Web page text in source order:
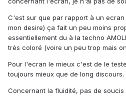
C'est sur que par rapport à un ecran
mon desire) ça fait un peu moins
essentiellement du à la techno
très coloré (voire un peu trop mais
Pour l'ecran le mieux c'est de le
toujours mieux que de long discours.
Concernant la fluidité, pas de soucis